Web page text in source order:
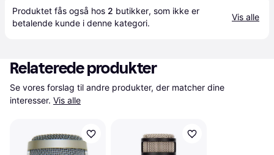
Produktet fås også hos 2 butikker, som ikke er
betalende kunde i denne kategori.
Vis alle
Relaterede produkter
Se vores forslag til andre produkter, der matcher dine
interesser. Vis alle